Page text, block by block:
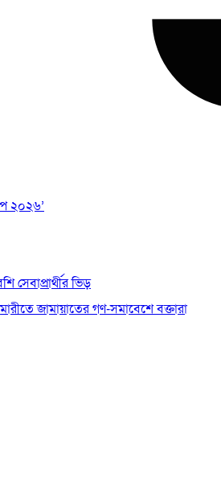
২০২৬’
সেবাপ্রার্থীর ভিড়
জামায়াতের গণ-সমাবেশে বক্তারা